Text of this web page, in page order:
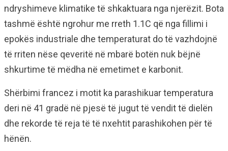
ndryshimeve klimatike të shkaktuara nga njerëzit. Bota
tashmë është ngrohur me rreth 1.1C që nga fillimi i
epokës industriale dhe temperaturat do të vazhdojnë
të rriten nëse qeveritë në mbarë botën nuk bëjnë
shkurtime të mëdha në emetimet e karbonit.
Shërbimi francez i motit ka parashikuar temperatura
deri në 41 gradë në pjesë të jugut të vendit të dielën
dhe rekorde të reja të të nxehtit parashikohen për të
hënën.